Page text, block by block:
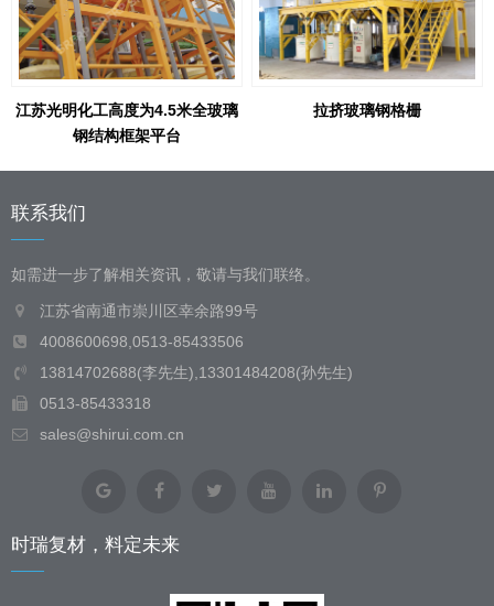
江苏光明化工高度为4.5米全玻璃
钢结构框架平台
拉挤玻璃钢格栅
联系我们
如需进一步了解相关资讯，敬请与我们联络。
江苏省南通市崇川区幸余路99号
4008600698,0513-85433506
13814702688(李先生),13301484208(孙先生)
0513-85433318
sales@shirui.com.cn
时瑞复材，料定未来